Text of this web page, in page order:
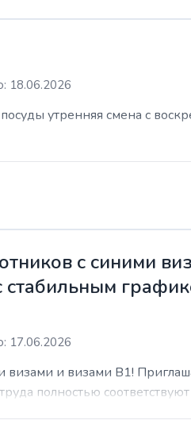
18.06.2026
утренняя смена с
с синими
стабильным
17.06.2026
и визами B1!
полностью соответствуют